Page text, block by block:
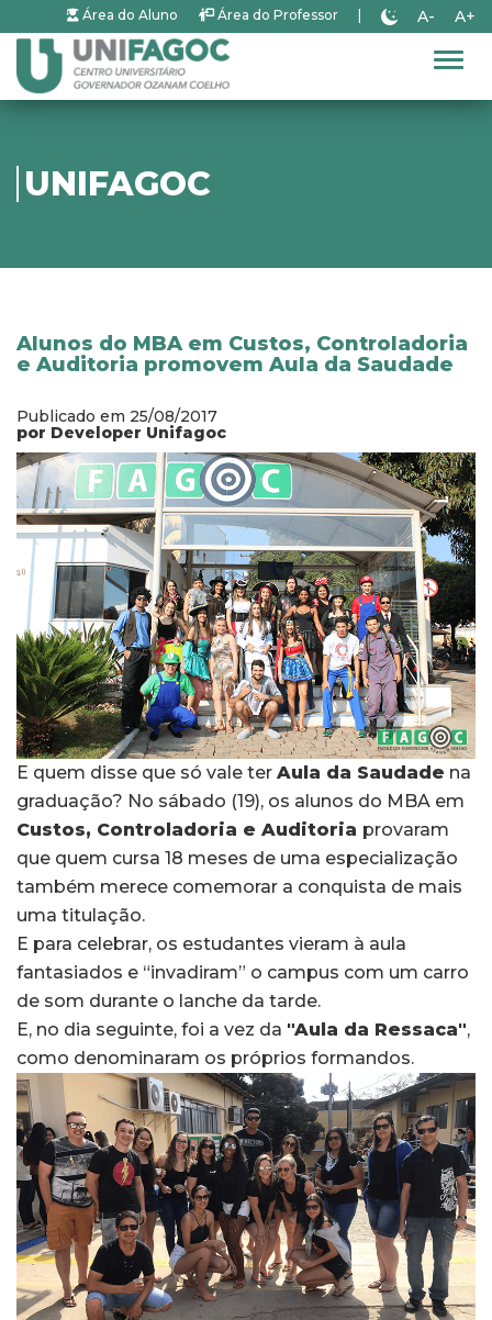
Área do Aluno Área do Professor A- A+
UNIFAGOC
Alunos do MBA em Custos, Controladoria
e Auditoria promovem Aula da Saudade
Publicado em 25/08/2017
por Developer Unifagoc
E quem disse que só vale ter Aula da Saudade na
graduação? No sábado (19), os alunos do MBA em
Custos, Controladoria e Auditoria provaram
que quem cursa 18 meses de uma especialização
também merece comemorar a conquista de mais
uma titulação.
E para celebrar, os estudantes vieram à aula
fantasiados e “invadiram” o campus com um carro
de som durante o lanche da tarde.
E, no dia seguinte, foi a vez da "Aula da Ressaca",
como denominaram os próprios formandos.